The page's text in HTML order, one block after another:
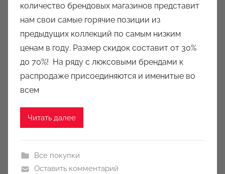
о
м
a
u
k
c
количество брендовых магазинов представит
нам свои самые горячие позиции из
предыдущих коллекций по самым низким
ценам в году. Размер скидок составит от 30%
до 70%! На ряду с люксовыми брендами к
распродаже присоединяются и именитые во
всем
Читать далее
Все покупки
Оставить комментарий